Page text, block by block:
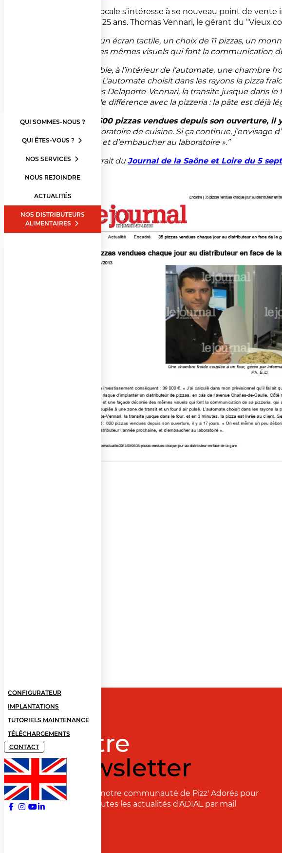
QUI SOMMES-NOUS ?
QUI ÊTES-VOUS ?
NOS SERVICES
NOUS REJOINDRE
ACTUALITÉS
NOS DISTRIBUTEURS
ALIMENTAIRES
CONFIGURATEUR
IMPLANTATIONS
TUTORIELS MAINTENANCE
TÉLÉCHARGEMENTS
CONTACT
La presse locale s’intéresse à se nouveau point de
de plus de 25 ans. Thomas Vennari, le gérant du
“Côté rue, un écran tactile, un choix de 11 pizzas, un
décorée des mêmes visuels qui font la communication
Coté invisible, à l’intérieur de l’automate, une chambre
à air pulsé. L’automate choisit dans les rayons la pizza
par Thomas Delaporte-Vennari, la transite jusque dans
client. Seule différence avec la pizzeria : la pâte est déjà
Résultat :
600 pizzas vendues depuis son ouverture, il
dans le laboratoire de cuisine. Si ça continue, j’envisage
prochaine, et d’embaucher au laboratoire ».”
Propos extrait duJournal de la Saône et Loire du 5
Notre
newsletter
Rejoignez notre communauté de Pizz' Adorés pour
recevoir toutes les actualités d'ADIAL par mail